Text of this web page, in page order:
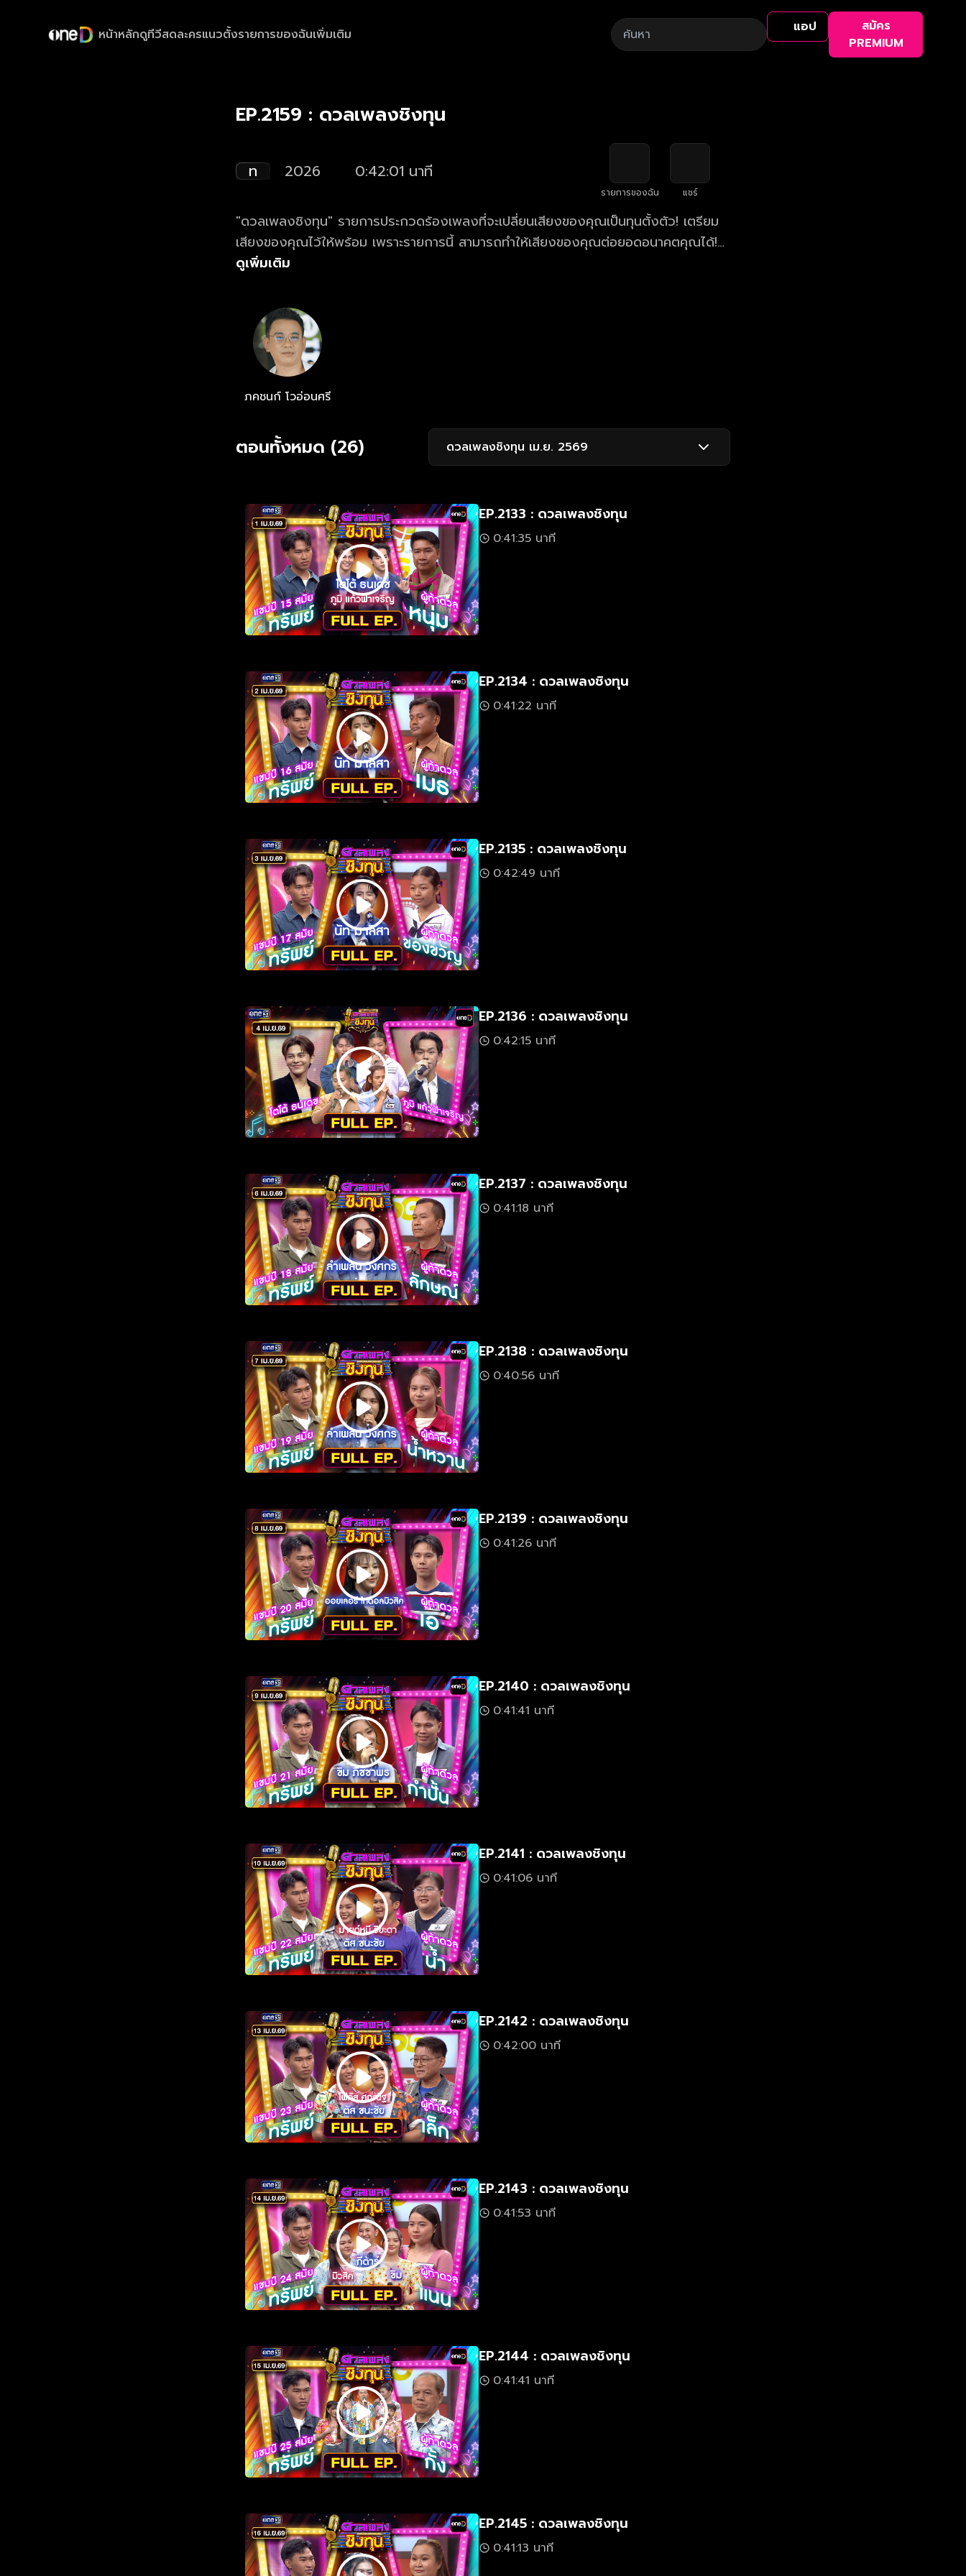
หน้าหลักดูทีวีสดละครแนวตั้งรายการของฉันเพิ่มเติม แอป
สมัคร
PREMIUM
EP.2159 : ดวลเพลงชิงทุน
ท 2026 0:42:01 นาที
รายการของฉัน แชร์
"ดวลเพลงชิงทุน" รายการประกวดร้องเพลงที่จะเปลี่ยนเสียงของคุณเป็นทุนตั้งตัว! เตรียม
เสียงของคุณไว้ให้พร้อม เพราะรายการนี้ สามารถทำให้เสียงของคุณต่อยอดอนาคตคุณได้!
ดูย้อนหลังรายการ ดวลเพลงชิงทุน ตอนใหม่ล่าสุด ทุกวันจันทร์ - เสาร์ เวลา 19.00 น.
ดูเพิ่มเติม
ภคชนก์ โวอ่อนศรี
ตอนทั้งหมด (26) ดวลเพลงชิงทุน เม.ย. 2569
EP.2133 : ดวลเพลงชิงทุน
0:41:35 นาที
EP.2134 : ดวลเพลงชิงทุน
0:41:22 นาที
EP.2135 : ดวลเพลงชิงทุน
0:42:49 นาที
EP.2136 : ดวลเพลงชิงทุน
0:42:15 นาที
EP.2137 : ดวลเพลงชิงทุน
0:41:18 นาที
EP.2138 : ดวลเพลงชิงทุน
0:40:56 นาที
EP.2139 : ดวลเพลงชิงทุน
0:41:26 นาที
EP.2140 : ดวลเพลงชิงทุน
0:41:41 นาที
EP.2141 : ดวลเพลงชิงทุน
0:41:06 นาที
EP.2142 : ดวลเพลงชิงทุน
0:42:00 นาที
EP.2143 : ดวลเพลงชิงทุน
0:41:53 นาที
EP.2144 : ดวลเพลงชิงทุน
0:41:41 นาที
EP.2145 : ดวลเพลงชิงทุน
0:41:13 นาที